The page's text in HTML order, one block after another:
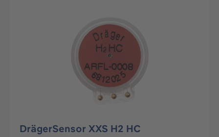
DrägerSensor XXS H2 HC